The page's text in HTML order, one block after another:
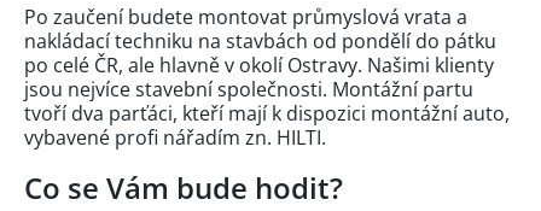
Po zaučení budete montovat průmyslová vrata a
nakládací techniku na stavbách od pondělí do pátku
po celé ČR, ale hlavně v okolí Ostravy. Našimi klienty
jsou nejvíce stavební společnosti. Montážní partu
tvoří dva parťáci, kteří mají k dispozici montážní auto,
vybavené profi nářadím zn. HILTI.
Co se Vám bude hodit?